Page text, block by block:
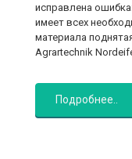
исправлена
имеет всех
материала
Agrartechnik
Подробнее..